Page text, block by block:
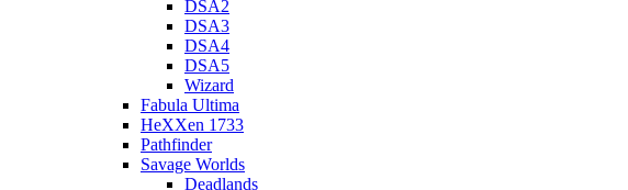
DSA2
DSA3
DSA4
DSA5
Wizard
Fabula Ultima
HeXXen 1733
Pathfinder
Savage Worlds
Deadlands